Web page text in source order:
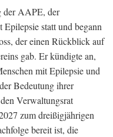
der AAPE, der
statt und begann
der einen Rückblick auf
gab. Er kündigte an,
mit Epilepsie und
Bedeutung ihrer
Verwaltungsrat
zum dreißigjährigen
bereit ist, die